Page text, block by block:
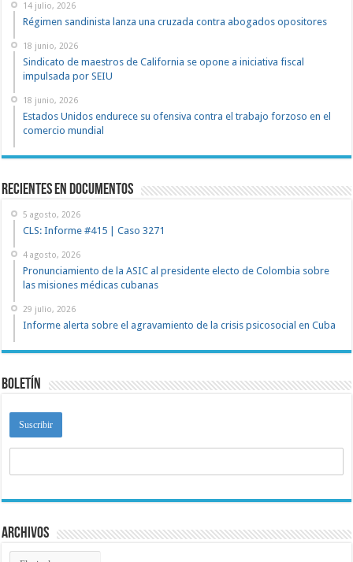
14 julio, 2026
Régimen sandinista lanza una cruzada contra abogados opositores
18 junio, 2026
Sindicato de maestros de California se opone a iniciativa fiscal
impulsada por SEIU
18 junio, 2026
Estados Unidos endurece su ofensiva contra el trabajo forzoso en el
comercio mundial
recientes en documentos
5 agosto, 2026
CLS: Informe #415 | Caso 3271
4 agosto, 2026
Pronunciamiento de la ASIC al presidente electo de Colombia sobre
las misiones médicas cubanas
29 julio, 2026
Informe alerta sobre el agravamiento de la crisis psicosocial en Cuba
Boletín
Archivos
Archivos